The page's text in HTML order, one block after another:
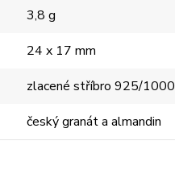
3,8 g
24 x 17 mm
zlacené stříbro 925/1000
český granát a almandin